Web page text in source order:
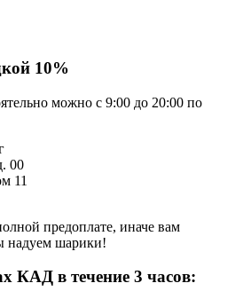
10%
можно с 9:00 до 20:00 по
00
11
предоплате, иначе вам
надуем шарики!
КАД в течение 3 часов: